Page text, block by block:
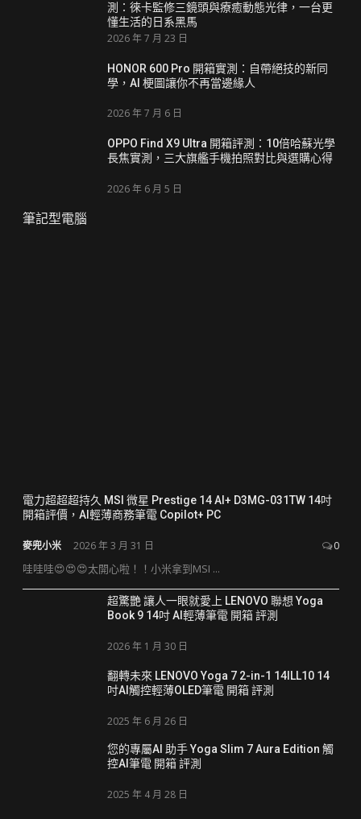
測：徠卡監修三鏡頭與療癒動態光律，一台更
懂生活的日系黑馬
2026 年 7 月 23 日
HONOR 600 Pro 開箱實測：自帶絕技的新同
學，AI 梗圖讓你不再當邊緣人
2026 年 7 月 6 日
OPPO Find X9 Ultra 開箱評測：10倍哈蘇光學
長焦實測，三大旗艦手機拍照對比與選購心得
2026 年 6 月 5 日
筆記型電腦
電力超超超持久 MSI 微星 Prestige 14 AI+ D3MG-031TW 14吋
開箱評價，AI輕薄商務筆電 Copilot+ PC
麥兜小米 2026 年 3 月 31 日 0
哇哇哇😍😍😍太開心啦！！小米拿到MSI ...
超驚艷 讓人一眼就愛上 LENOVO 聯想 Yoga
Book 9 14吋 AI輕薄筆電 開箱 評測
2026 年 1 月 30 日
翻轉未來 LENOVO Yoga 7 2-in-1 14ILL10 14
吋AI觸控輕薄OLED筆電 開箱 評測
2025 年 6 月 26 日
您的專屬AI 助手 Yoga Slim 7 Aura Edition 觸
控AI筆電 開箱 評測
2025 年 4 月 28 日